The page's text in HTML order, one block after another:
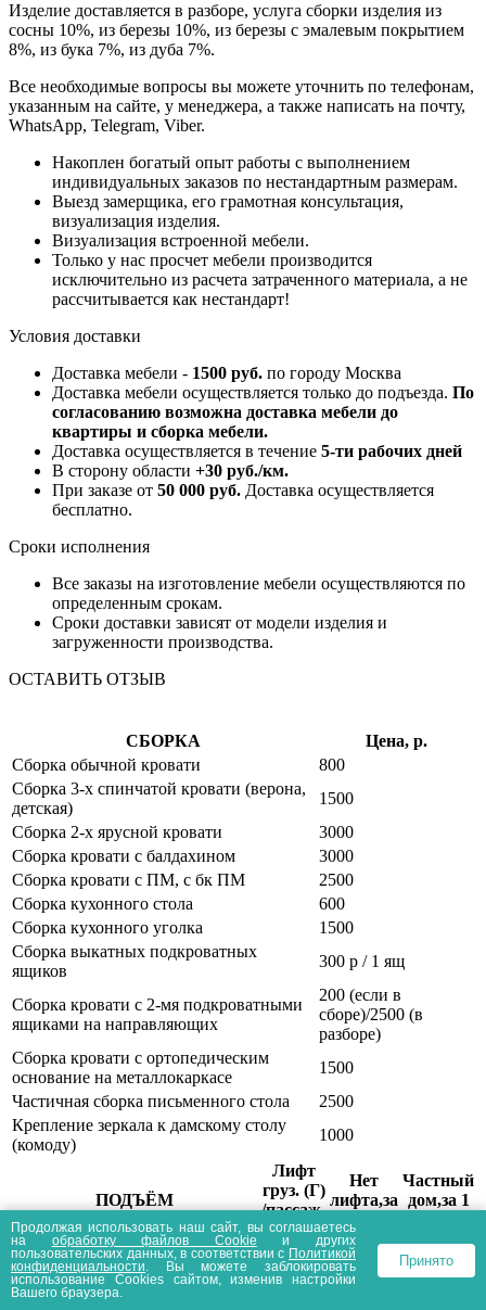
Изделие доставляется в разборе, услуга сборки изделия из
сосны 10%, из березы 10%, из березы с эмалевым покрытием
8%, из бука 7%, из дуба 7%.
Все необходимые вопросы вы можете уточнить по телефонам,
указанным на сайте, у менеджера, а также написать на почту,
WhatsApp, Telegram, Viber.
Накоплен богатый опыт работы с выполнением
индивидуальных заказов по нестандартным размерам.
Выезд замерщика, его грамотная консультация,
визуализация изделия.
Визуализация встроенной мебели.
Только у нас просчет мебели производится
исключительно из расчета затраченного материала, а не
рассчитывается как нестандарт!
Условия доставки
Доставка мебели - 1500 руб. по городу Москва
Доставка мебели осуществляется только до подъезда. По
согласованию возможна доставка мебели до
квартиры и сборка мебели.
Доставка осуществляется в течение 5-ти рабочих дней
В сторону области +30 руб./км.
При заказе от 50 000 руб. Доставка осуществляется
бесплатно.
Сроки исполнения
Все заказы на изготовление мебели осуществляются по
определенным срокам.
Сроки доставки зависят от модели изделия и
загруженности производства.
ОСТАВИТЬ ОТЗЫВ
СБОРКА
Цена, р.
Сборка обычной кровати
800
Сборка 3-х спинчатой кровати (верона,
детская)
1500
Сборка 2-х ярусной кровати
3000
Сборка кровати с балдахином
3000
Сборка кровати с ПМ, с бк ПМ
2500
Сборка кухонного стола
600
Сборка кухонного уголка
1500
Сборка выкатных подкроватных
ящиков
300 р / 1 ящ
Сборка кровати с 2-мя подкроватными
ящиками на направляющих
200 (если в
сборе)/2500 (в
разборе)
Сборка кровати с ортопедическим
основание на металлокаркасе
1500
Частичная сборка письменного стола
2500
Крепление зеркала к дамскому столу
(комоду)
1000
ПОДЪЁМ
Лифт
груз. (Г)
/пассаж.
(П)
Нет
лифта,за
Частный
дом,за 1
Комод, стол 1 тумбовый, стол
кухонный и предметы мебели
таких же габаритов из сосны (из
1000 Г 500
от 500 +
Продолжая использовать наш сайт, вы соглашаетесь
на обработку файлов Сookie и других
пользовательских данных, в соответствии с Политикой
конфиденциальности . Вы можете заблокировать
использование Cookies сайтом, изменив настройки
Вашего браузера.
Принято